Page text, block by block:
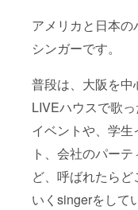
アメリカと日本の
シンガーです。
普段は、大阪を中
LIVEハウスで歌
イベントや、学生
ト、会社のパーテ
ど、呼ばれたらど
いくsingerをして